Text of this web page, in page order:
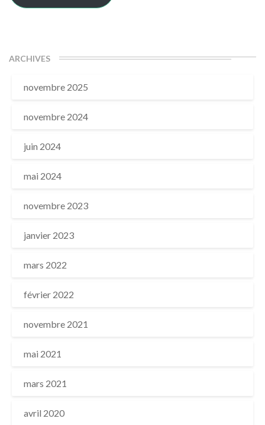
ARCHIVES
novembre 2025
novembre 2024
juin 2024
mai 2024
novembre 2023
janvier 2023
mars 2022
février 2022
novembre 2021
mai 2021
mars 2021
avril 2020